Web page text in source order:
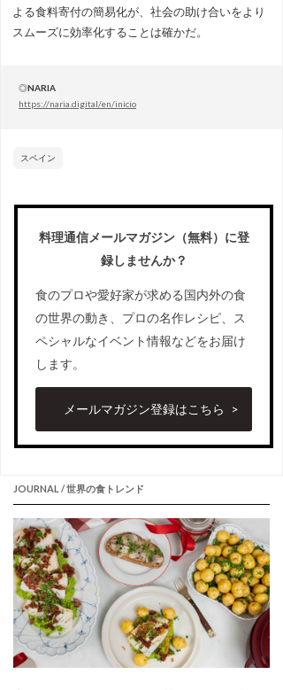
よる食料寄付の簡易化が、社会の助け合いをより
スムーズに効率化することは確かだ。
◎NARIA
https://naria.digital/en/inicio
スペイン
料理通信メールマガジン（無料）に登
録しませんか？
食のプロや愛好家が求める国内外の食
の世界の動き、プロの名作レシピ、ス
ペシャルなイベント情報などをお届け
します。
メールマガジン登録はこちら
JOURNAL / 世界の食トレンド